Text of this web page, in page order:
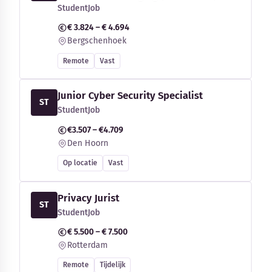
StudentJob
€ 3.824 – € 4.694
Bergschenhoek
Remote Vast
ST
Junior Cyber Security Specialist
StudentJob
€3.507 – €4.709
Den Hoorn
Op locatie Vast
ST
Privacy Jurist
StudentJob
€ 5.500 – € 7.500
Rotterdam
Remote Tijdelijk